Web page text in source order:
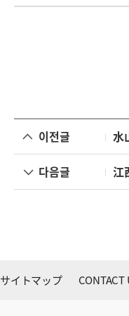
이전글 水
다음글 江
サイトマップ CONTACT